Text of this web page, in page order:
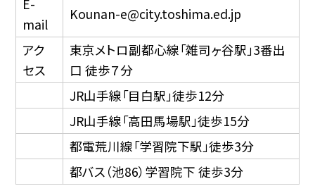
E-
mail
Kounan-e@city.toshima.ed.jp
アク
セス
東京メトロ副都心線「雑司ヶ谷駅」3番出
口 徒歩７分
JR山手線「目白駅」徒歩12分
JR山手線「高田馬場駅」徒歩15分
都電荒川線「学習院下駅」徒歩3分
都バス（池86）学習院下 徒歩3分